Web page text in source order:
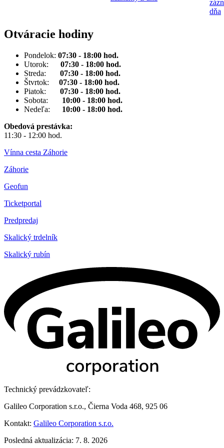
dňa
Otváracie hodiny
Pondelok: 07:30 - 18:00 hod.
Utorok:
07:30 - 18:00 hod.
Streda:
07:30 - 18:00 hod.
Štvrtok: 07:30 - 18:00 hod.
Piatok:
07:30 - 18:00 hod.
Sobota: 10:00 - 18:00 hod.
Nedeľa: 10:00 - 18:00 hod.
Obedová prestávka:
11:30 - 12:00 hod.
Vínna cesta Záhorie
Záhorie
Geofun
Ticketportal
Predpredaj
Skalický trdelník
Skalický rubín
Technický prevádzkovateľ:
Galileo Corporation s.r.o., Čierna Voda 468, 925 06
Kontakt: Galileo Corporation s.r.o.
Posledná aktualizácia: 7. 8. 2026